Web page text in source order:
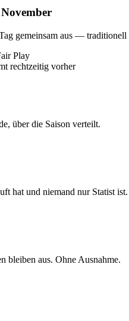
gemeinsam aus —
Play
rechtzeitig vorher
über die Saison verteilt.
hat und niemand nur Statist ist.
bleiben aus. Ohne Ausnahme.